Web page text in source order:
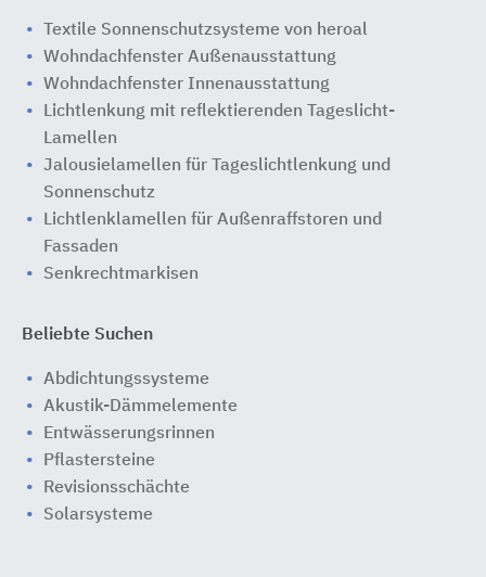
Textile Sonnenschutzsysteme von heroal
Wohndachfenster Außenausstattung
Wohndachfenster Innenausstattung
Lichtlenkung mit reflektierenden Tageslicht-
Lamellen
Jalousielamellen für Tageslichtlenkung und
Sonnenschutz
Lichtlenklamellen für Außenraffstoren und
Fassaden
Senkrechtmarkisen
Beliebte Suchen
Abdichtungssysteme
Akustik-Dämmelemente
Entwässerungsrinnen
Pflastersteine
Revisionsschächte
Solarsysteme